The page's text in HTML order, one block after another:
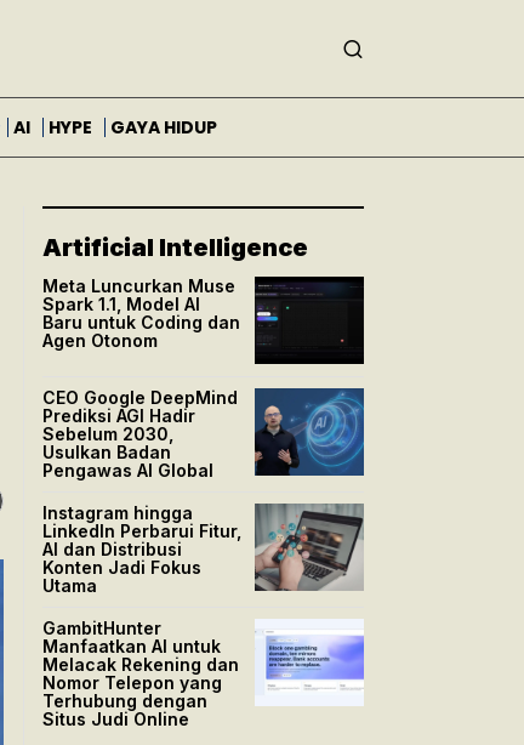
AI HYPE GAYA HIDUP
Artificial Intelligence
Meta Luncurkan Muse
Spark 1.1, Model AI
Baru untuk Coding dan
Agen Otonom
CEO Google DeepMind
Prediksi AGI Hadir
Sebelum 2030,
Usulkan Badan
Pengawas AI Global
Instagram hingga
LinkedIn Perbarui Fitur,
AI dan Distribusi
Konten Jadi Fokus
Utama
GambitHunter
Manfaatkan AI untuk
Melacak Rekening dan
Nomor Telepon yang
Terhubung dengan
Situs Judi Online